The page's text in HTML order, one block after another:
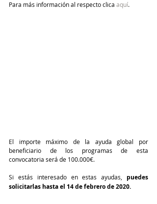
Para más información al respecto clica aquí.
El importe máximo de la ayuda global por
beneficiario de los programas de esta
convocatoria será de 100.000€.
Si estás interesado en estas ayudas, puedes
solicitarlas hasta el 14 de febrero de 2020.